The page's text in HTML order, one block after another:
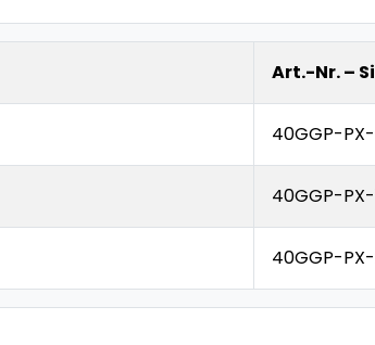
Art.-Nr. –
40GGP-
40GGP-
40GGP-